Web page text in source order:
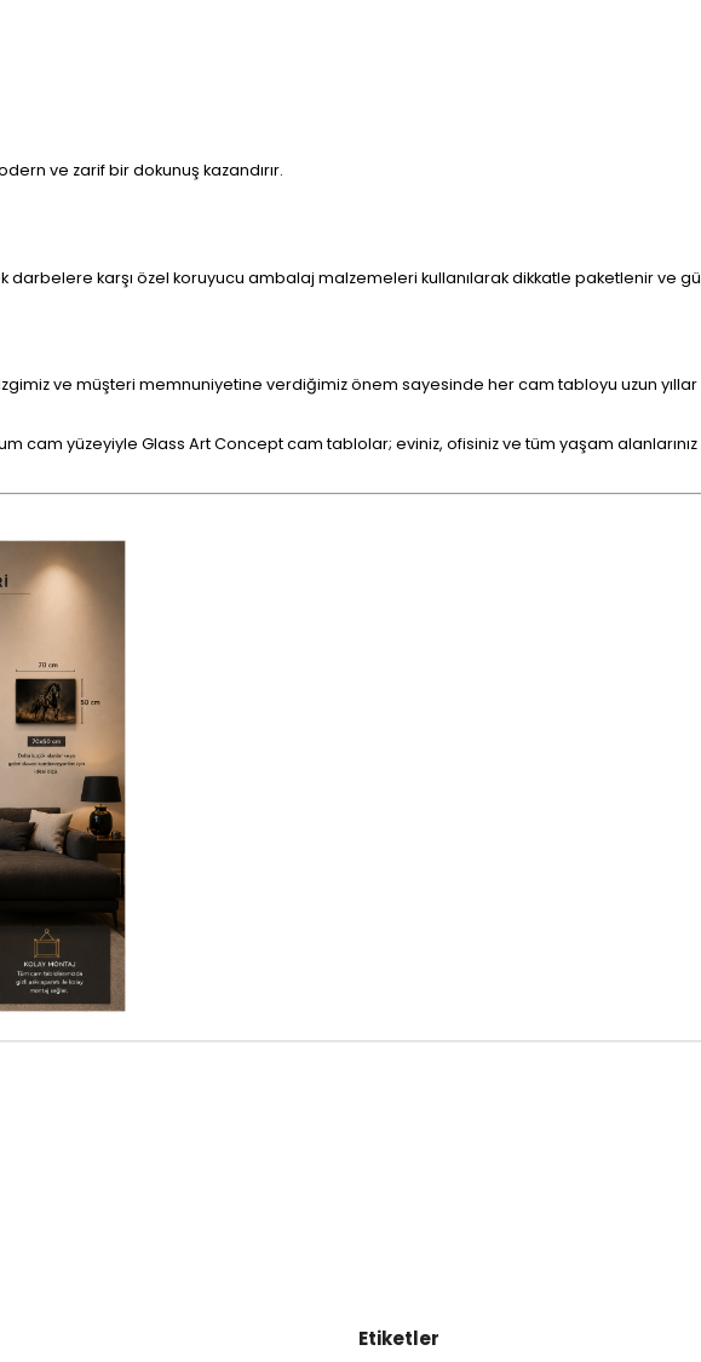
ve zarif bir dokunuş kazandırır.
darbelere karşı özel koruyucu ambalaj malzemeleri kullanılarak dikkatle paketlenir ve
ve müşteri memnuniyetine verdiğimiz önem sayesinde her cam tabloyu uzun
cam yüzeyiyle Glass Art Concept cam tablolar; eviniz, ofisiniz ve tüm yaşam
Etiketler